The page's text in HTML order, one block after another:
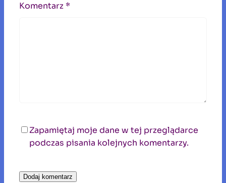
Komentarz *
Zapamiętaj moje dane w tej przeglądarce
podczas pisania kolejnych komentarzy.